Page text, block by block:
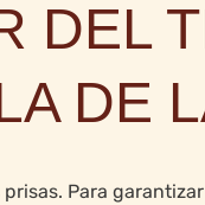
DEL
DE
Para